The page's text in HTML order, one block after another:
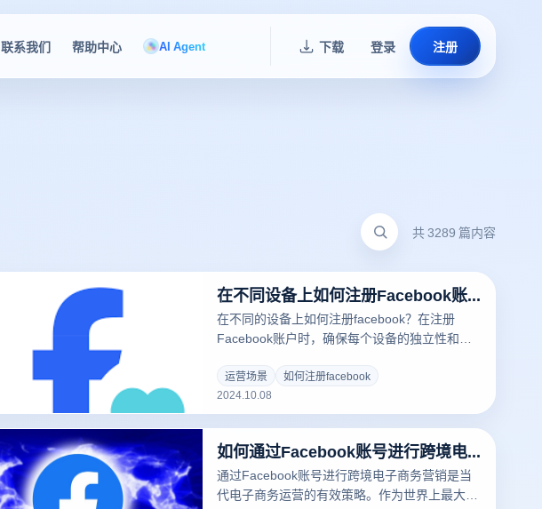
联系我们 帮助中心 AI Agent 下载 登录 注册
共 3289 篇内容
在不同设备上如何注册Facebook账号？
在不同的设备上如何注册facebook？在注册
Facebook账户时，确保每个设备的独立性和基
备(如手机、平板电脑和计算机)可以有效防止账
户关联的风险。每次注册时，确保清除浏览器的
缓存和Cookies，或者使用无缝模式防止跟踪。
IP地址和虚拟浏览环境分配给每个设备，进一步
提高注册安全性。最后，确保每个账户都使用单
独的电子邮件或手机号码进行注册，以防止重复
运营场景
如何注册facebook
2024.10.08
如何通过Facebook账号进行跨境电商营销？
通过Facebook账号进行跨境电子商务营销是当
代电子商务运营的有效策略。作为世界上最大的